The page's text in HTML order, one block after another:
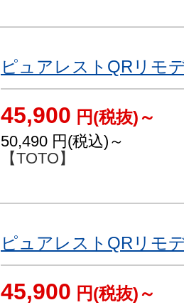
ピュアレストQRリモ
45,900 円(税抜)～
50,490 円(税込)～
【TOTO】
ピュアレストQRリモ
45,900 円(税抜)～